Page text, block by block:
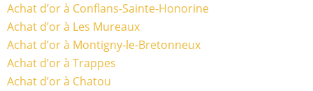
Achat d’or à Conflans-Sainte-Honorine
Achat d’or à Les Mureaux
Achat d’or à Montigny-le-Bretonneux
Achat d’or à Trappes
Achat d’or à Chatou